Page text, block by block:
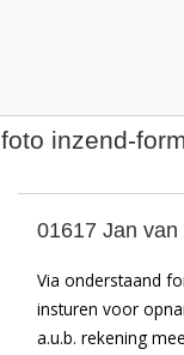
foto inzend-
01617 Jan
Via onderstaand
insturen voor
a.u.b. rekening